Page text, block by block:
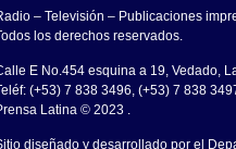
– Televisión – Publicaciones
los derechos reservados.
E No.454 esquina a 19, Vedado,
(+53) 7 838 3496, (+53) 7 838
Latina © 2023 .
diseñado y desarrollado por el